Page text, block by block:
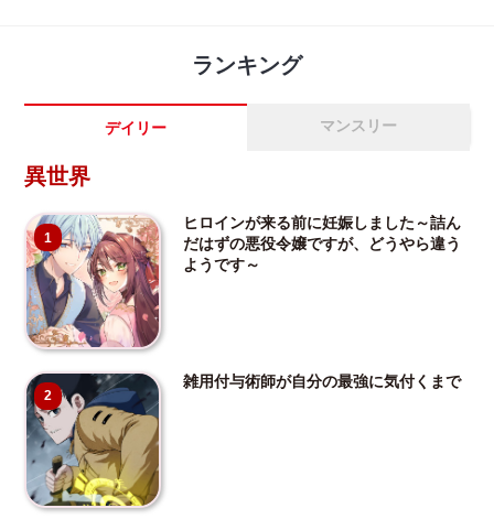
ランキング
デイリー マンスリー
異世界
1
ヒロインが来る前に妊娠しました～詰ん
だはずの悪役令嬢ですが、どうやら違う
ようです～
2
雑用付与術師が自分の最強に気付くまで